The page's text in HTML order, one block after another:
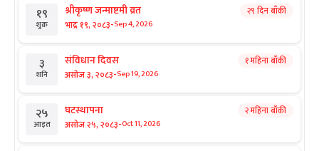
१९
शुक्र
श्रीकृष्ण जन्माष्टमी व्रत
भाद्र १९, २०८३-Sep 4, 2026
२९ दिन बाँकी
३
शनि
संविधान दिवस
असोज ३, २०८३-Sep 19, 2026
१ महिना बाँकी
२५
आइत
घटस्थापना
असोज २५, २०८३-Oct 11, 2026
२ महिना बाँकी